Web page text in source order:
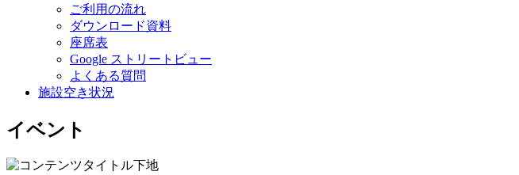
ご利用の流れ
ダウンロード資料
座席表
Google ストリートビュー
よくある質問
施設空き状況
イベント